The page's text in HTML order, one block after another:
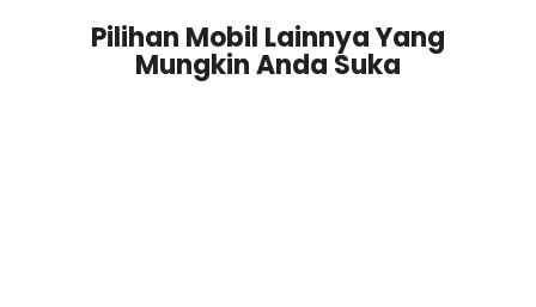
Pilihan Mobil Lainnya Yang
Mungkin Anda Suka